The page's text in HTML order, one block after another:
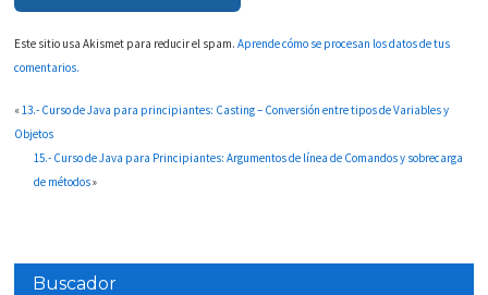
Este sitio usa Akismet para reducir el spam.Aprende cómo se procesan los datos de tus
comentarios.
«13.- Curso de Java para principiantes: Casting – Conversión entre tipos de Variables y
Objetos
15.- Curso de Java para Principiantes: Argumentos de línea de Comandos y sobrecarga
de métodos»
Buscador